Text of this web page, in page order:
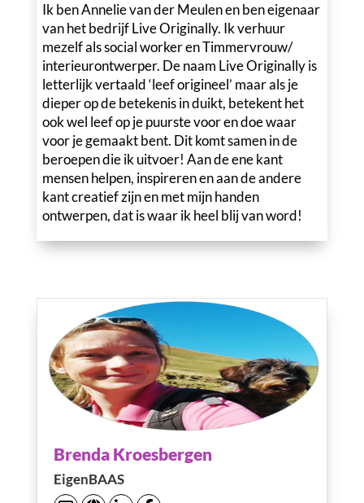
Ik ben Annelie van der Meulen en ben eigenaar
van het bedrijf Live Originally. Ik verhuur
mezelf als social worker en Timmervrouw/
interieurontwerper. De naam Live Originally is
letterlijk vertaald ‘leef origineel’ maar als je
dieper op de betekenis in duikt, betekent het
ook wel leef op je puurste voor en doe waar
voor je gemaakt bent. Dit komt samen in de
beroepen die ik uitvoer! Aan de ene kant
mensen helpen, inspireren en aan de andere
kant creatief zijn en met mijn handen
ontwerpen, dat is waar ik heel blij van word!
Brenda Kroesbergen
EigenBAAS